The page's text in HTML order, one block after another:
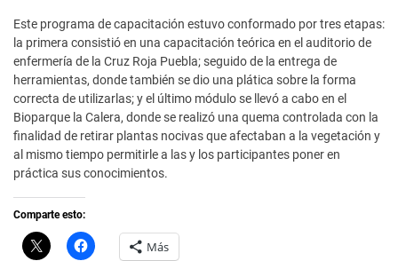
Este programa de capacitación estuvo conformado por tres etapas:
la primera consistió en una capacitación teórica en el auditorio de
enfermería de la Cruz Roja Puebla; seguido de la entrega de
herramientas, donde también se dio una plática sobre la forma
correcta de utilizarlas; y el último módulo se llevó a cabo en el
Bioparque la Calera, donde se realizó una quema controlada con la
finalidad de retirar plantas nocivas que afectaban a la vegetación y
al mismo tiempo permitirle a las y los participantes poner en
práctica sus conocimientos.
Comparte esto:
C
l
H
a Más